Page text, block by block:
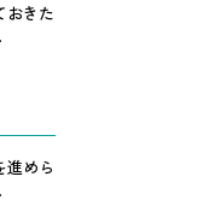
おきた
進めら